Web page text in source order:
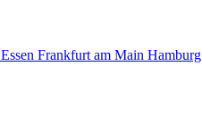
Essen Frankfurt am Main Hamburg